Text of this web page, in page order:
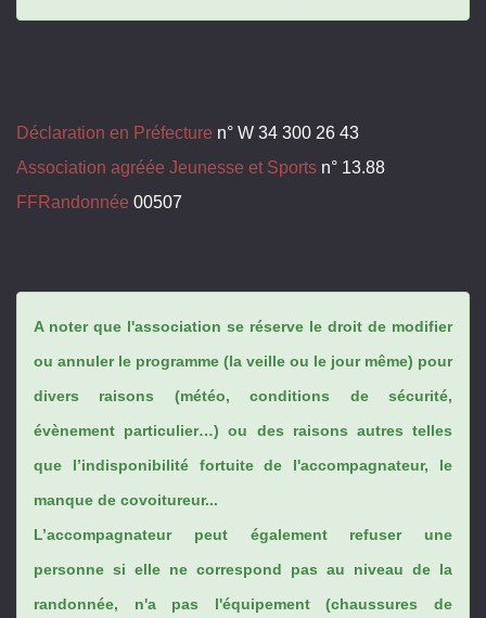
Déclaration en Préfecture n° W 34 300 26 43
Association agréée Jeunesse et Sports n° 13.88
FFRandonnée 00507
A noter que l'association se réserve le droit de modifier
ou annuler le programme (la veille ou le jour même) pour
divers raisons (météo, conditions de sécurité,
évènement particulier…) ou des raisons autres telles
que l’indisponibilité fortuite de l'accompagnateur, le
manque de covoitureur...
L’accompagnateur peut également refuser une
personne si elle ne correspond pas au niveau de la
randonnée, n'a pas l'équipement (chaussures de